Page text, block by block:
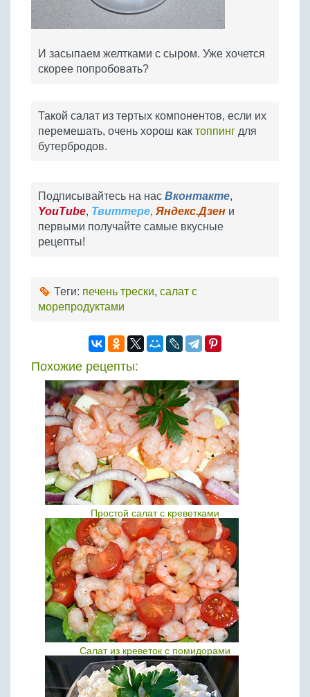
И засыпаем желтками с сыром. Уже хочется
скорее попробовать?
Такой салат из тертых компонентов, если их
перемешать, очень хорош как топпинг для
бутербродов.
Подписывайтесь на нас Вконтакте,
YouTube, Твиттере, Яндекс.Дзен и
первыми получайте самые вкусные
рецепты!
Теги: печень трески, салат с
морепродуктами
Похожие рецепты:
Простой салат с креветками
Салат из креветок с помидорами